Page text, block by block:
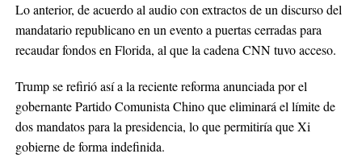
Lo anterior, de acuerdo al audio con extractos de un discurso del
mandatario republicano en un evento a puertas cerradas para
recaudar fondos en Florida, al que la cadena CNN tuvo acceso.
Trump se refirió así a la reciente reforma anunciada por el
gobernante Partido Comunista Chino que eliminará el límite de
dos mandatos para la presidencia, lo que permitiría que Xi
gobierne de forma indefinida.